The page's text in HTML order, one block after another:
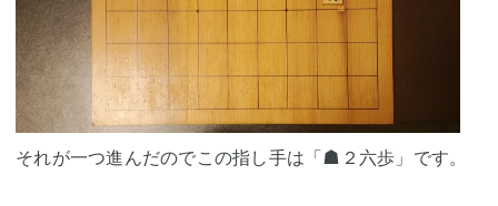
それが一つ進んだのでこの指し手は「☗２六歩」です。